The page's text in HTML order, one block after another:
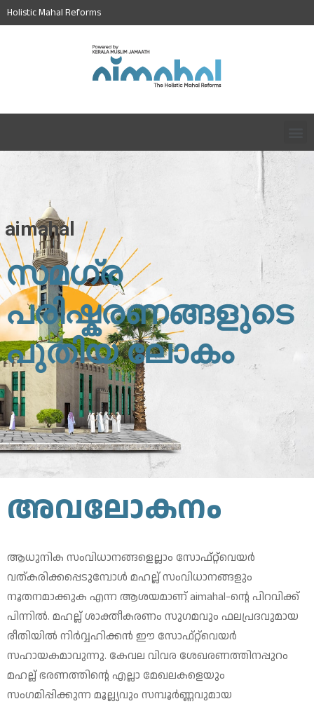
Holistic Mahal Reforms
സമഗ്ര
പരിഷ്കരണങ്ങളുടെ
പുതിയ ലോകം
aimahal
അവലോകനം
ആധുനിക സംവിധാനങ്ങളെല്ലാം സോഫ്റ്റ്‌വെയർ
വത്കരിക്കപ്പെടുമ്പോൾ മഹല്ല് സംവിധാനങ്ങളും
നൂതനമാക്കുക എന്ന ആശയമാണ് aimahal-ന്റെ പിറവിക്ക്
പിന്നിൽ. മഹല്ല് ശാക്തീകരണം സുഗമവും ഫലപ്രദവുമായ
രീതിയിൽ നിർവ്വഹിക്കൻ ഈ സോഫ്റ്റ്‌വെയർ
സഹായകമാവുന്നു. കേവല വിവര ശേഖരണത്തിനപ്പുറം
മഹല്ല് ഭരണത്തിന്റെ എല്ലാ മേഖലകളെയും
സംഗമിപ്പിക്കുന്ന മൂല്ല്യവും സമ്പൂർണ്ണവുമായ